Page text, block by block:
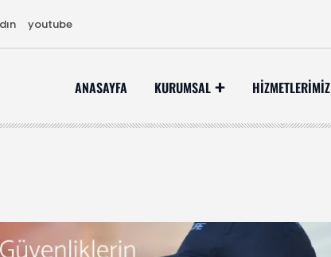
youtube
ANASAYFA KURUMSAL HİZMETLERİMİZ